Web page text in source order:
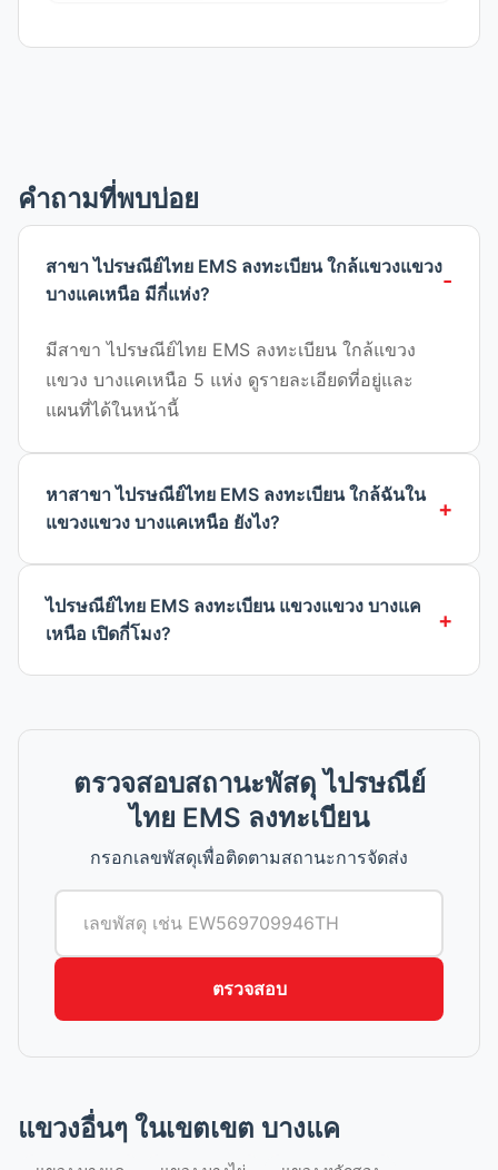
คำถามที่พบบ่อย
สาขา ไปรษณีย์ไทย EMS ลงทะเบียน ใกล้แขวงแขวง
บางแคเหนือ มีกี่แห่ง?
มีสาขา ไปรษณีย์ไทย EMS ลงทะเบียน ใกล้แขวง
แขวง บางแคเหนือ 5 แห่ง ดูรายละเอียดที่อยู่และ
แผนที่ได้ในหน้านี้
หาสาขา ไปรษณีย์ไทย EMS ลงทะเบียน ใกล้ฉันใน
แขวงแขวง บางแคเหนือ ยังไง?
ไปรษณีย์ไทย EMS ลงทะเบียน แขวงแขวง บางแค
เหนือ เปิดกี่โมง?
ตรวจสอบสถานะพัสดุ ไปรษณีย์
ไทย EMS ลงทะเบียน
กรอกเลขพัสดุเพื่อติดตามสถานะการจัดส่ง
ตรวจสอบ
แขวงอื่นๆ ในเขตเขต บางแค